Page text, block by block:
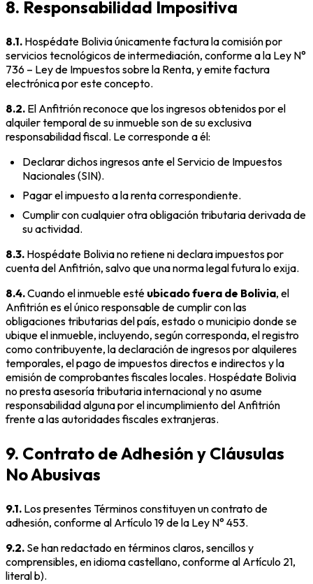
8. Responsabilidad Impositiva
8.1. Hospédate Bolivia únicamente factura la comisión por
servicios tecnológicos de intermediación, conforme a la Ley N°
736 – Ley de Impuestos sobre la Renta, y emite factura
electrónica por este concepto.
8.2. El Anfitrión reconoce que los ingresos obtenidos por el
alquiler temporal de su inmueble son de su exclusiva
responsabilidad fiscal. Le corresponde a él:
Declarar dichos ingresos ante el Servicio de Impuestos
Nacionales (SIN).
Pagar el impuesto a la renta correspondiente.
Cumplir con cualquier otra obligación tributaria derivada de
su actividad.
8.3. Hospédate Bolivia no retiene ni declara impuestos por
cuenta del Anfitrión, salvo que una norma legal futura lo exija.
8.4.Cuando el inmueble esté ubicado fuera de Bolivia, el
Anfitrión es el único responsable de cumplir con las
obligaciones tributarias del país, estado o municipio donde se
ubique el inmueble, incluyendo, según corresponda, el registro
como contribuyente, la declaración de ingresos por alquileres
temporales, el pago de impuestos directos e indirectos y la
emisión de comprobantes fiscales locales. Hospédate Bolivia
no presta asesoría tributaria internacional y no asume
responsabilidad alguna por el incumplimiento del Anfitrión
frente a las autoridades fiscales extranjeras.
9. Contrato de Adhesión y Cláusulas
No Abusivas
9.1. Los presentes Términos constituyen un contrato de
adhesión, conforme al Artículo 19 de la Ley N° 453.
9.2. Se han redactado en términos claros, sencillos y
comprensibles, en idioma castellano, conforme al Artículo 21,
literal b).